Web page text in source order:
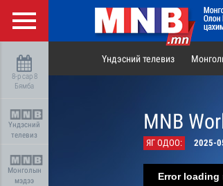
8-р сар 8
Бямба
Үндэсний
телевиз
Монголын
мэдээ
Үндэсний телевиз
MNB
ЯГ ОДОО: 2025-
Error loading